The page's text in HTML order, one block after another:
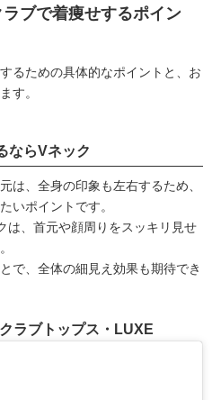
ブで着痩せするポイン
るための具体的なポイントと、お
す。
ならVネック
は、全身の印象も左右するため、
いポイントです。
は、首元や顔周りをスッキリ見せ
で、全体の細見え効果も期待でき
ラブトップス・LUXE